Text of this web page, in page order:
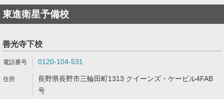
東進衛星予備校
善光寺下校
0120-104-531
長野県長野市三輪田町1313 クイーンズ・ケービル4FAB
号